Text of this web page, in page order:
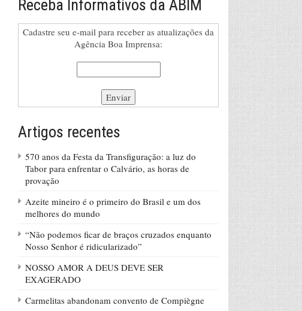
Receba Informativos da ABIM
Cadastre seu e-mail para receber as atualizações da
Agência Boa Imprensa:
Artigos recentes
570 anos da Festa da Transfiguração: a luz do
Tabor para enfrentar o Calvário, as horas de
provação
Azeite mineiro é o primeiro do Brasil e um dos
melhores do mundo
“Não podemos ficar de braços cruzados enquanto
Nosso Senhor é ridicularizado”
NOSSO AMOR A DEUS DEVE SER
EXAGERADO
Carmelitas abandonam convento de Compiègne